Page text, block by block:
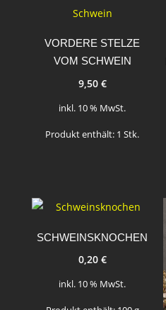
VORDERE STELZE
VOM SCHWEIN
9,50 €
inkl. 10 % MwSt.
Produkt enthält: 1Stk.
SCHWEINSKNOCHEN
0,20 €
inkl. 10 % MwSt.